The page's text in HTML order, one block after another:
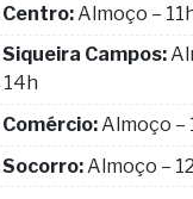
Centro: Almoço –
Campos:
14h
Almoço –
Almoço –